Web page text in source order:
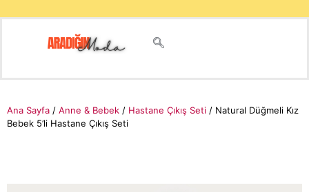
Ana Sayfa / Anne & Bebek / Hastane Çıkış Seti / Natural Düğmeli Kız
Bebek 5’li Hastane Çıkış Seti